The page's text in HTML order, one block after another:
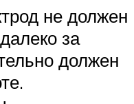
не должен
за
должен